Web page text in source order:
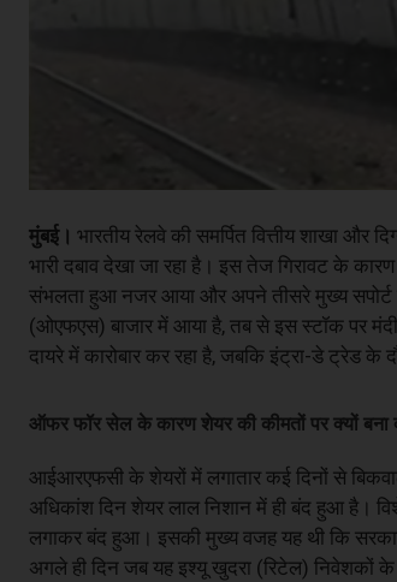
मुंबई। भारतीय रेलवे की समर्पित वित्तीय शाखा
भारी दबाव देखा जा रहा है। इस तेज गिरावट के
संभलता हुआ नजर आया और अपने तीसरे मुख्य सपोर्ट
(ओएफएस) बाजार में आया है, तब से इस स्टॉक पर मंदी
दायरे में कारोबार कर रहा है, जबकि इंट्रा-डे ट्रेड के
ऑफर फॉर सेल के कारण शेयर की कीमतों पर क्यों बना
आईआरएफसी के शेयरों में लगातार कई दिनों से
अधिकांश दिन शेयर लाल निशान में ही बंद हुआ है।
लगाकर बंद हुआ। इसकी मुख्य वजह यह थी कि
अगले ही दिन जब यह इश्यू खुदरा (रिटेल) निवेशकों